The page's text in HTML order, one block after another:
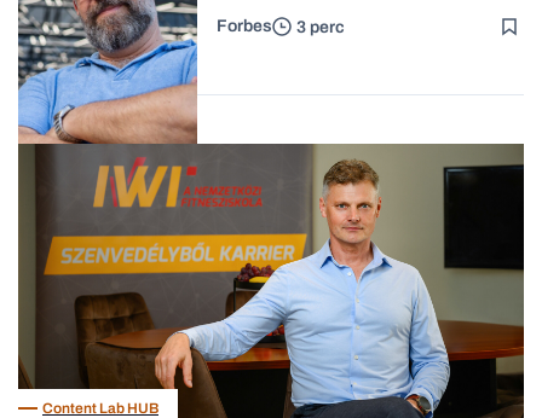
Forbes-sztori
Forbes 3 perc
Content Lab HUB